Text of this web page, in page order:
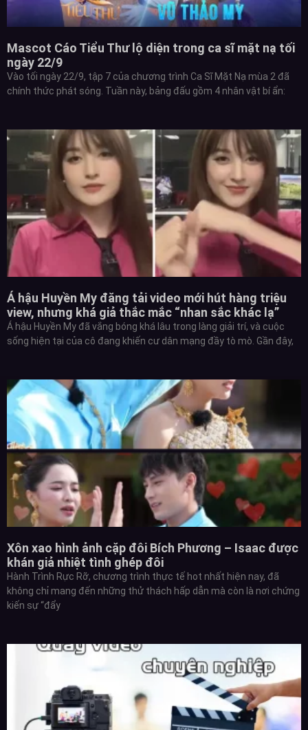
Mascot Cáo Tiểu Thư lộ diện trong ca sĩ mặt nạ tối
ngày 22/9
Vào tối ngày 22/9, tập 7 của chương trình Ca Sĩ Mặt Nạ mùa 2 đã
chính thức phát sóng. Tuần này, bảng đấu gồm 4 nhân vật bí ẩn:
Á hậu Huyền My đăng tải video mới hút hàng triệu
view, nhưng khá giả thắc mắc “nhan sắc khác lạ”
Á hậu Huyền My đã vắng bóng khá lâu trong làng giải trí, và cuộc
sống hiện tại của cô đang khiến cư dân mạng đầy tò mò. Gần đây,
Xôn xao hình ảnh cặp đôi Bích Phương – Isaac được
khán giả nhiệt tình ghép đôi
Hành Trình Rực Rỡ, chương trình thực tế hot nhất hiện nay, đã
không chỉ mang đến những thử thách hấp dẫn mà còn là nơi chứng
kiến sự “đẩy